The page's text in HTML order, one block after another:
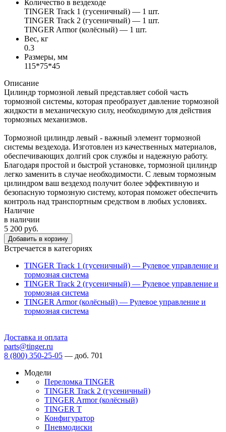
Количество в вездеходе
TINGER Track 1 (гусеничный) — 1 шт.
TINGER Track 2 (гусеничный) — 1 шт.
TINGER Armor (колёсный) — 1 шт.
Вес, кг
0.3
Размеры, мм
115*75*45
Описание
Цилиндр тормозной левый представляет собой часть
тормозной системы, которая преобразует давление тормозной
жидкости в механическую силу, необходимую для действия
тормозных механизмов.
Тормозной цилиндр левый - важный элемент тормозной
системы вездехода. Изготовлен из качественных материалов,
обеспечивающих долгий срок службы и надежную работу.
Благодаря простой и быстрой установке, тормозной цилиндр
легко заменить в случае необходимости. С левым тормозным
цилиндром ваш вездеход получит более эффективную и
безопасную тормозную систему, которая поможет обеспечить
контроль над транспортным средством в любых условиях.
Наличие
в наличии
5 200 руб.
Добавить в корзину
Встречается в категориях
TINGER Track 1 (гусеничный) — Рулевое управление и
тормозная система
TINGER Track 2 (гусеничный) — Рулевое управление и
тормозная система
TINGER Armor (колёсный) — Рулевое управление и
тормозная система
Доставка и оплата
parts@tinger.ru
8 (800) 350-25-05 — доб. 701
Модели
Переломка TINGER
TINGER Track 2 (гусеничный)
TINGER Armor (колёсный)
TINGER T
Конфигуратор
Пневмодиски